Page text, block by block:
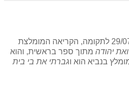
בע"ה ביום שבת קודש 29/07/76 לתקומה, הקריאה המומלצת
ואת יהודה מתוך ספר בראשית, והוא
גברתי את בי בית